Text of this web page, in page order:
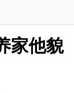
家他貌